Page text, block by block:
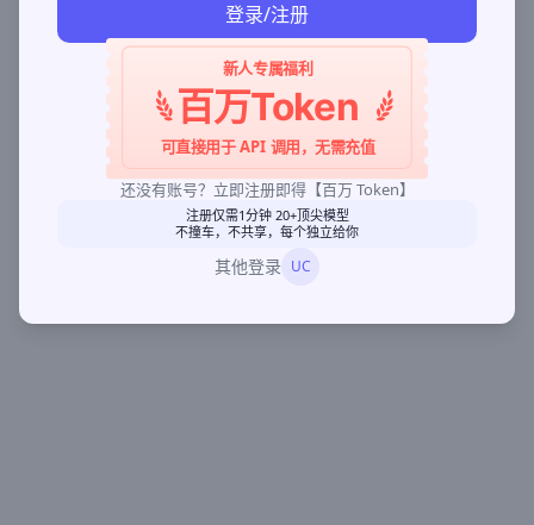
登录/注册
新人专属福利
百万Token
可直接用于 API 调用，无需充值
还没有账号？立即注册即得【百万 Token】
注册仅需1分钟 20+顶尖模型
不撞车，不共享，每个独立给你
其他登录 UC